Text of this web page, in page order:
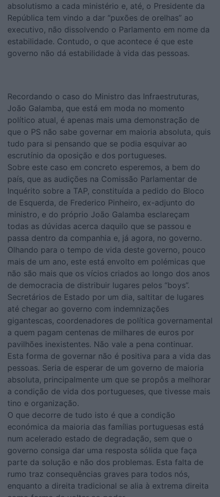
absolutismo a cada ministério e, até, o Presidente da
República tem vindo a dar “puxões de orelhas” ao
executivo, não dissolvendo o Parlamento em nome da
estabilidade. Contudo, o que acontece é que este
governo não dá estabilidade à vida das pessoas.
Recordando o caso do Ministro das Infraestruturas,
João Galamba, que está em moda no momento
político atual, é apenas mais uma demonstração de
que o PS não sabe governar em maioria absoluta, quis
tudo para si pensando que se podia esquivar ao
escrutínio da oposição e dos portugueses.
Sobre este caso em concreto esperemos, a bem do
país, que as audições na Comissão Parlamentar de
Inquérito sobre a TAP, constituída a pedido do Bloco
de Esquerda, de Frederico Pinheiro, ex-adjunto do
ministro, e do próprio João Galamba esclareçam
todas as dúvidas acerca daquilo que se passou e
passa dentro da companhia e, já agora, no governo.
Olhando para o tempo de vida deste governo, pouco
mais de um ano, este está envolto em polémicas que
não são mais que os vícios criados ao longo dos anos
de democracia de distribuir lugares pelos “boys”.
Secretários de Estado por um dia, saltitar de lugares
até chegar ao governo com indemnizações
gigantescas, coordenadores de política governamental
a quem pagam centenas de milhares de euros por
pavilhões inexistentes. Não vale a pena continuar.
Esta forma de governar não é positiva para a vida das
pessoas. Seria de esperar de um governo de maioria
absoluta, principalmente um que se propôs a melhorar
a condição de vida dos portugueses, que tivesse mais
tino e organização.
O que decorre de tudo isto é que a condição
económica da maioria das famílias portuguesas está
num acelerado estado de degradação, sem que o
governo consiga dar uma resposta sólida que faça
parte da solução e não dos problemas. Esta falta de
rumo traz consequências graves para todos nós,
enquanto a direita tradicional se alia à extrema direita